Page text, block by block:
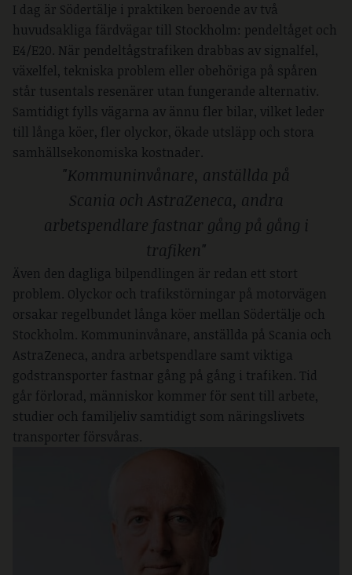
I dag är Södertälje i praktiken beroende av två
huvudsakliga färdvägar till Stockholm: pendeltåget och
E4/E20. När pendeltågstrafiken drabbas av signalfel,
växelfel, tekniska problem eller obehöriga på spåren
står tusentals resenärer utan fungerande alternativ.
Samtidigt fylls vägarna av ännu fler bilar, vilket leder
till långa köer, fler olyckor, ökade utsläpp och stora
samhällsekonomiska kostnader.
"Kommuninvånare, anställda på
Scania och AstraZeneca, andra
arbetspendlare fastnar gång på gång i
trafiken"
Även den dagliga bilpendlingen är redan ett stort
problem. Olyckor och trafikstörningar på motorvägen
orsakar regelbundet långa köer mellan Södertälje och
Stockholm. Kommuninvånare, anställda på Scania och
AstraZeneca, andra arbetspendlare samt viktiga
godstransporter fastnar gång på gång i trafiken. Tid
går förlorad, människor kommer för sent till arbete,
studier och familjeliv samtidigt som näringslivets
transporter försvåras.